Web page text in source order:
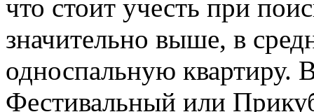
что стоит учесть при
значительно выше, в
односпальную квартиру.
Фестивальный или